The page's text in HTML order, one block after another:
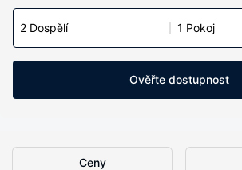
2 Dospělí 1 Pokoj
Ověřte dostupnost
Ceny